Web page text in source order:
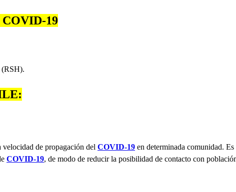
COVID-19
(RSH).
de propagación del COVID-19 en determinada comunidad.
COVID-19, de modo de reducir la posibilidad de contacto con